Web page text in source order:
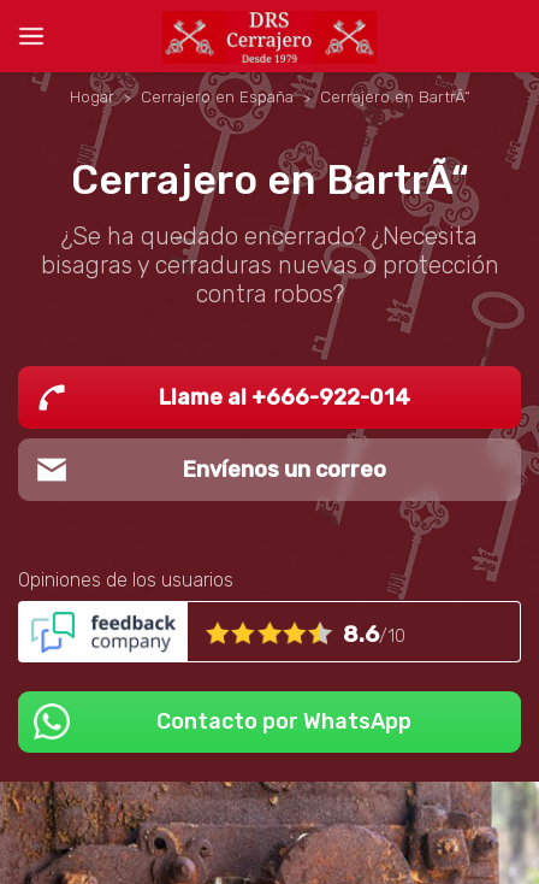
Hogar Cerrajero en España Cerrajero en BartrÃ“
Cerrajero en BartrÃ“
¿Se ha quedado encerrado? ¿Necesita
bisagras y cerraduras nuevas o protección
contra robos?
Llame al +666-922-014
Envíenos un correo
Opiniones de los usuarios
8.6/10
Contacto por WhatsApp